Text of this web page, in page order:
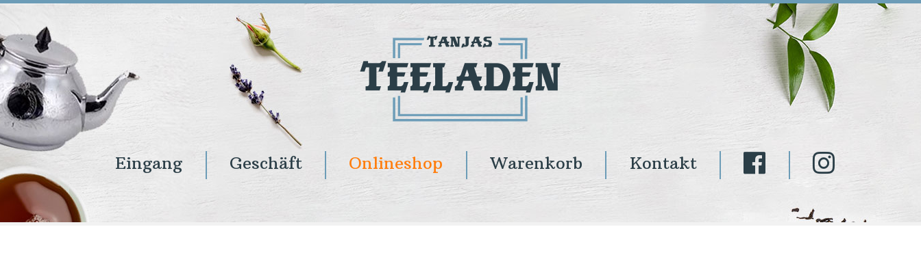
Eingang Geschäft Onlineshop Warenkorb Kontakt
Eingang
Geschäft
Onlineshop
Warenkorb